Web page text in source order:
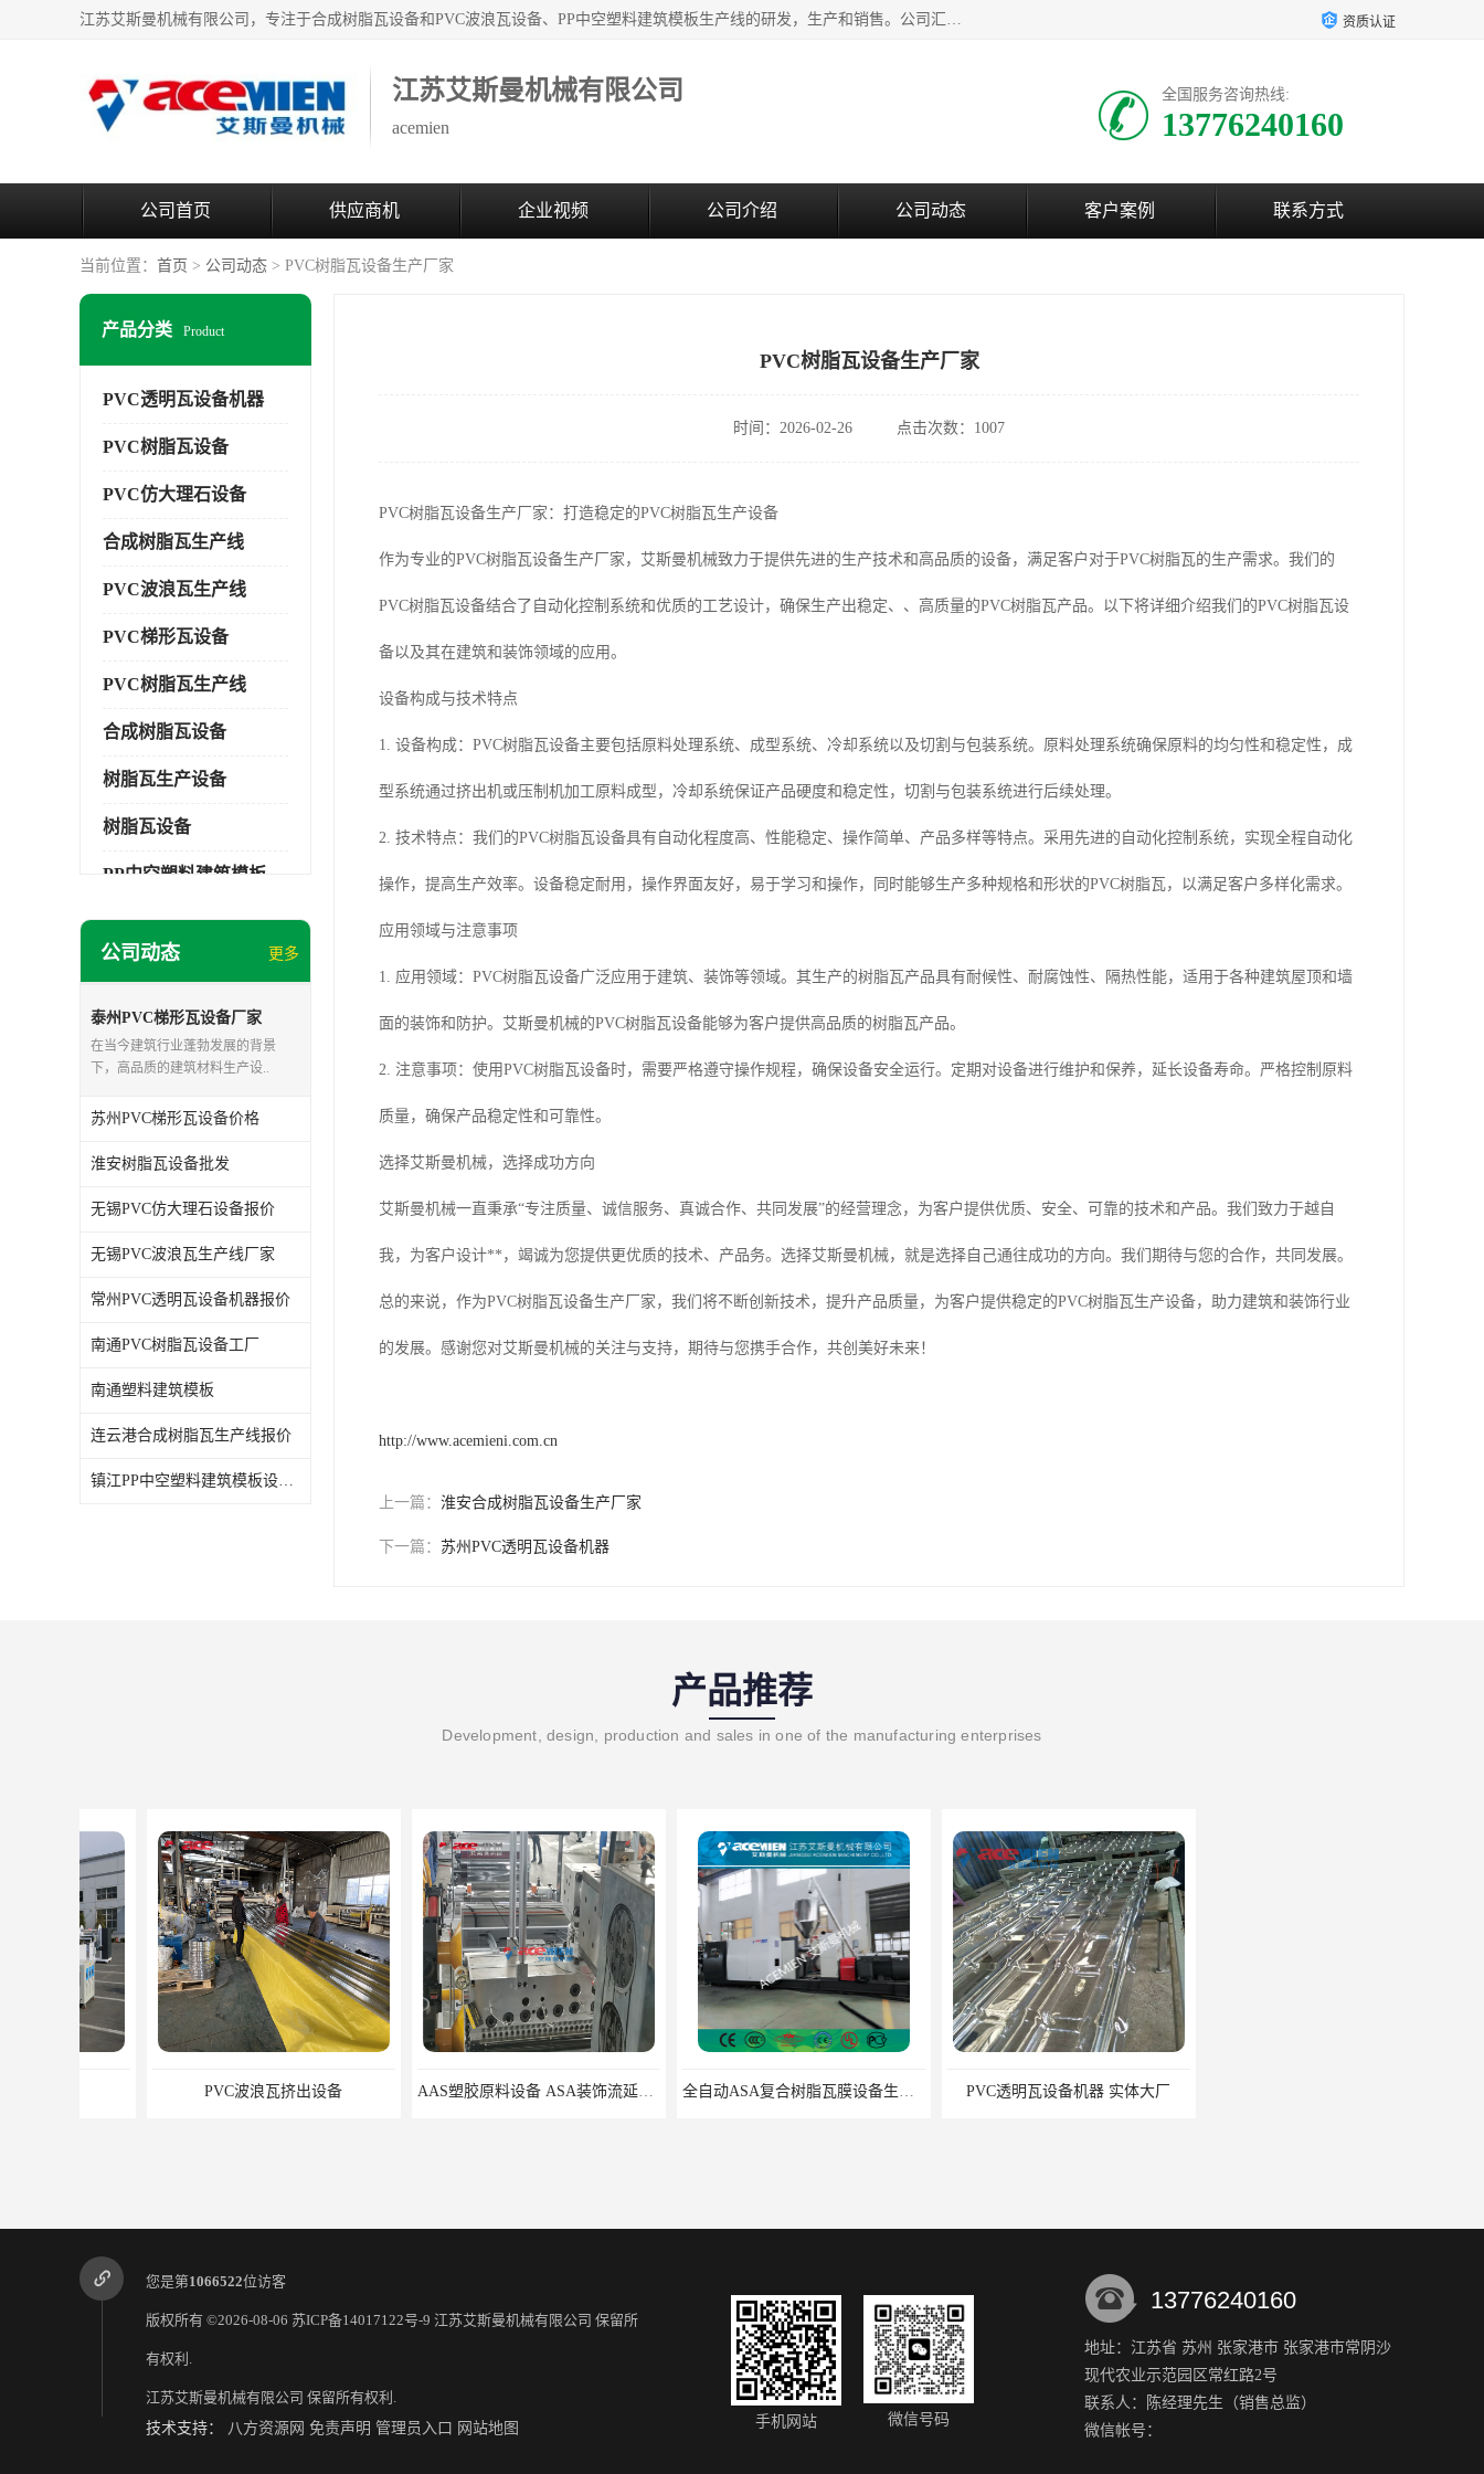
江苏艾斯曼机械有限公司，专注于合成树脂瓦设备和PVC波浪瓦设备、PP中空塑料建筑模板生产线的研发，生产和销售。公司汇集了一批专业技术领域的优秀人才，组成了以中青年科技精英为骨干的高素质科研队伍，在不断的产品研发实践中积累了丰富的产品设计经验和精深的理论知识。 资质认证
江苏艾斯曼机械有限公司
acemien
全国服务咨询热线:
13776240160
公司首页 供应商机 企业视频 公司介绍 公司动态 客户案例 联系方式
当前位置： 首页 > 公司动态 > PVC树脂瓦设备生产厂家
产品分类 Product
PVC透明瓦设备机器
PVC树脂瓦设备
PVC仿大理石设备
合成树脂瓦生产线
PVC波浪瓦生产线
PVC梯形瓦设备
PVC树脂瓦生产线
合成树脂瓦设备
树脂瓦生产设备
树脂瓦设备
塑料建筑模板
公司动态 更多
泰州PVC梯形瓦设备厂家
在当今建筑行业蓬勃发展的背景
下，高品质的建筑材料生产设..
苏州PVC梯形瓦设备价格
淮安树脂瓦设备批发
无锡PVC仿大理石设备报价
无锡PVC波浪瓦生产线厂家
常州PVC透明瓦设备机器报价
南通PVC树脂瓦设备工厂
南通塑料建筑模板
连云港合成树脂瓦生产线报价
镇江PP中空塑料建筑模板设备工厂
PVC树脂瓦设备生产厂家
时间：2026-02-26 点击次数：1007
PVC树脂瓦设备生产厂家：打造稳定的PVC树脂瓦生产设备
作为专业的PVC树脂瓦设备生产厂家，艾斯曼机械致力于提供先进的生产技术和高品质的设备，满足客户对于PVC树脂瓦的生产需求。我们的
PVC树脂瓦设备结合了自动化控制系统和优质的工艺设计，确保生产出稳定、、高质量的PVC树脂瓦产品。以下将详细介绍我们的PVC树脂瓦设
备以及其在建筑和装饰领域的应用。
设备构成与技术特点
1. 设备构成：PVC树脂瓦设备主要包括原料处理系统、成型系统、冷却系统以及切割与包装系统。原料处理系统确保原料的均匀性和稳定性，成
型系统通过挤出机或压制机加工原料成型，冷却系统保证产品硬度和稳定性，切割与包装系统进行后续处理。
2. 技术特点：我们的PVC树脂瓦设备具有自动化程度高、性能稳定、操作简单、产品多样等特点。采用先进的自动化控制系统，实现全程自动化
操作，提高生产效率。设备稳定耐用，操作界面友好，易于学习和操作，同时能够生产多种规格和形状的PVC树脂瓦，以满足客户多样化需求。
应用领域与注意事项
1. 应用领域：PVC树脂瓦设备广泛应用于建筑、装饰等领域。其生产的树脂瓦产品具有耐候性、耐腐蚀性、隔热性能，适用于各种建筑屋顶和墙
面的装饰和防护。艾斯曼机械的PVC树脂瓦设备能够为客户提供高品质的树脂瓦产品。
2. 注意事项：使用PVC树脂瓦设备时，需要严格遵守操作规程，确保设备安全运行。定期对设备进行维护和保养，延长设备寿命。严格控制原料
质量，确保产品稳定性和可靠性。
选择艾斯曼机械，选择成功方向
艾斯曼机械一直秉承“专注质量、诚信服务、真诚合作、共同发展”的经营理念，为客户提供优质、安全、可靠的技术和产品。我们致力于越自
我，为客户设计**，竭诚为您提供更优质的技术、产品务。选择艾斯曼机械，就是选择自己通往成功的方向。我们期待与您的合作，共同发展。
总的来说，作为PVC树脂瓦设备生产厂家，我们将不断创新技术，提升产品质量，为客户提供稳定的PVC树脂瓦生产设备，助力建筑和装饰行业
的发展。感谢您对艾斯曼机械的关注与支持，期待与您携手合作，共创美好未来！
http://www.acemieni.com.cn
上一篇： 淮安合成树脂瓦设备生产厂家
下一篇： 苏州PVC透明瓦设备机器
产品推荐
Development, design, production and sales in one of the manufacturing enterprises
PVC波浪瓦挤出设备 AAS塑胶原料设备 ASA装饰流延薄膜 ASA薄膜挤出机 全自动ASA复合树脂瓦膜设备生产线 ASA流延膜机组设备 PVC透明瓦设备机器 实体大厂
PVC透明瓦设备厂家 规格齐全 PVC透明瓦设备 PVC透明瓦设备厂家供应 塑料瓦片制造厂家 PVC透明瓦设备
您是第1066522位访客
版权所有 ©2026-08-06 苏ICP备14017122号-9 江苏艾斯曼机械有限公司 保留所
有权利.
江苏艾斯曼机械有限公司 保留所有权利.
技术支持： 八方资源网 免责声明 管理员入口 网站地图 手机网站 微信号码
13776240160
地址：江苏省 苏州 张家港市 张家港市常阴沙
现代农业示范园区常红路2号
联系人：陈经理先生 （销售总监）
微信帐号：